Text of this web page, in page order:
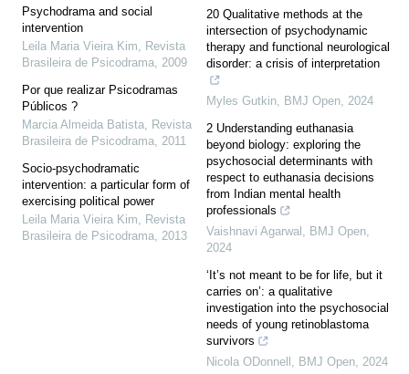
Psychodrama and social
intervention
Leila Maria Vieira Kim, Revista
Brasileira de Psicodrama, 2009
Por que realizar Psicodramas
Públicos ?
Marcia Almeida Batista, Revista
Brasileira de Psicodrama, 2011
Socio-psychodramatic
intervention: a particular form of
exercising political power
Leila Maria Vieira Kim, Revista
Brasileira de Psicodrama, 2013
20 Qualitative methods at the
intersection of psychodynamic
therapy and functional neurological
disorder: a crisis of interpretation
Myles Gutkin, BMJ Open, 2024
2 Understanding euthanasia
beyond biology: exploring the
psychosocial determinants with
respect to euthanasia decisions
from Indian mental health
professionals
Vaishnavi Agarwal , BMJ Open,
2024
‘It’s not meant to be for life, but it
carries on’: a qualitative
investigation into the psychosocial
needs of young retinoblastoma
survivors
Nicola ODonnell , BMJ Open, 2024